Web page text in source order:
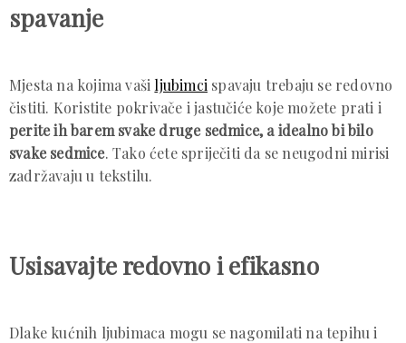
spavanje
Mjesta na kojima vaši ljubimci spavaju trebaju se redovno
čistiti. Koristite pokrivače i jastučiće koje možete prati i
perite ih barem svake druge sedmice, a idealno bi bilo
svake sedmice. Tako ćete spriječiti da se neugodni mirisi
zadržavaju u tekstilu.
Usisavajte redovno i efikasno
Dlake kućnih ljubimaca mogu se nagomilati na tepihu i